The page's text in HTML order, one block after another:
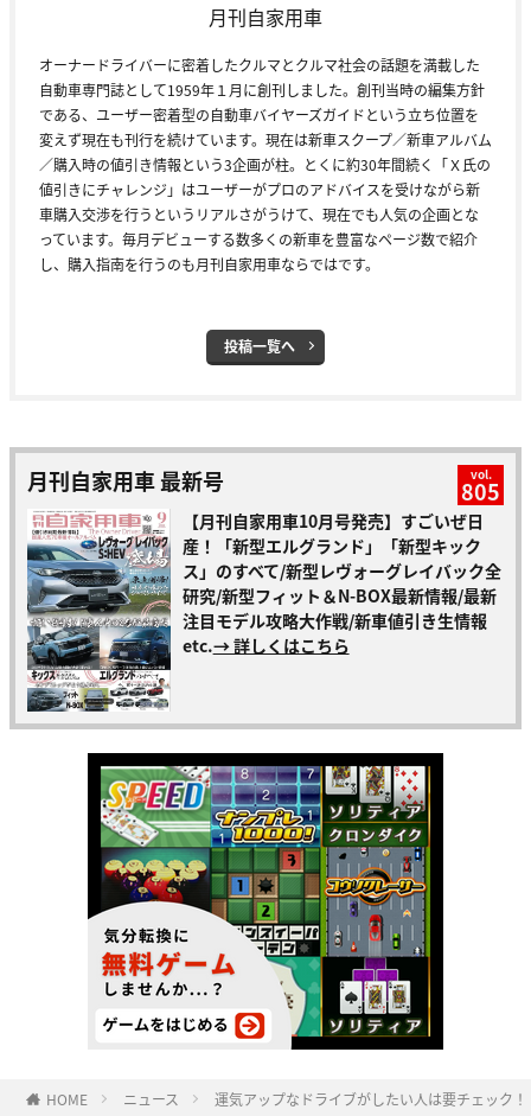
月刊自家用車
オーナードライバーに密着したクルマとクルマ社会の話題を満載した
自動車専門誌として1959年１月に創刊しました。創刊当時の編集方針
である、ユーザー密着型の自動車バイヤーズガイドという立ち位置を
変えず現在も刊行を続けています。現在は新車スクープ／新車アルバム
／購入時の値引き情報という3企画が柱。とくに約30年間続く「Ｘ氏の
値引きにチャレンジ」はユーザーがプロのアドバイスを受けながら新
車購入交渉を行うというリアルさがうけて、現在でも人気の企画とな
っています。毎月デビューする数多くの新車を豊富なページ数で紹介
し、購入指南を行うのも月刊自家用車ならではです。
投稿一覧へ
月刊自家用車 最新号 vol.
805
【月刊自家用車10月号発売】すごいぜ日
産！「新型エルグランド」「新型キック
ス」のすべて/新型レヴォーグレイバック全
研究/新型フィット＆N-BOX最新情報/最新
注目モデル攻略大作戦/新車値引き生情報
etc.→ 詳しくはこちら
HOME ニュース 運気アップなドライブがしたい人は要チェック